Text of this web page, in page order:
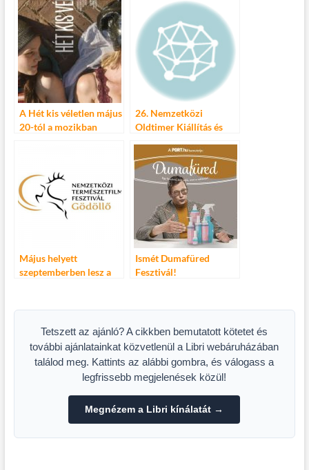
A Hét kis véletlen május
20-tól a mozikban
26. Nemzetközi
Oldtimer Kiállítás és
május 24-25.
Május helyett
szeptemberben lesz a
Fesztivál
Ismét Dumafüred
Fesztivál!
Tetszett az ajánló? A cikkben bemutatott kötetet és
további ajánlatainkat közvetlenül a Libri webáruházában
találod meg. Kattints az alábbi gombra, és válogass a
legfrissebb megjelenések közül!
Megnézem a Libri kínálatát →